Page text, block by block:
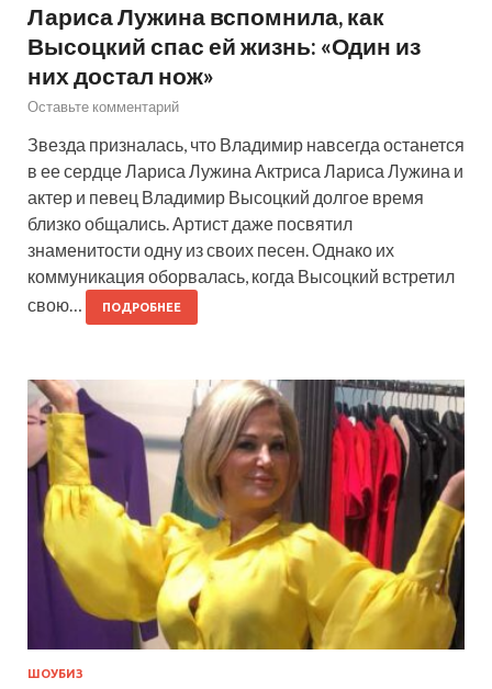
Лариса Лужина вспомнила, как
Высоцкий спас ей жизнь: «Один из
них достал нож»
Оставьте комментарий
Звезда призналась, что Владимир навсегда останется
в ее сердце Лариса Лужина Актриса Лариса Лужина и
актер и певец Владимир Высоцкий долгое время
близко общались. Артист даже посвятил
знаменитости одну из своих песен. Однако их
коммуникация оборвалась, когда Высоцкий встретил
свою…
ПОДРОБНЕЕ
ШОУБИЗ